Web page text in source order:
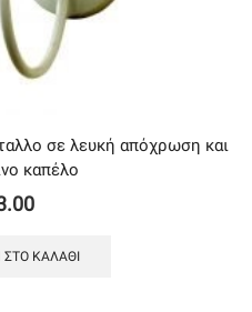
σε λευκή απόχρωση και
καπέλο
ΚΑΛΆΘΙ